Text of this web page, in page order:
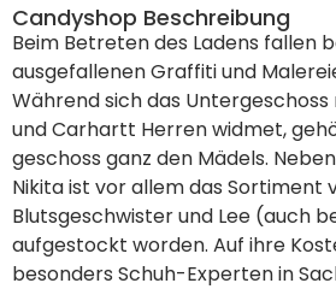
Candyshop Beschreibung
Beim Betreten des Ladens fallen
ausgefallenen Graffiti und
Während sich das
und Carhartt Herren widmet,
geschoss ganz den Mädels.
Nikita ist vor allem das Sortiment
Blutsgeschwister und Lee (auch
aufgestockt worden. Auf ihre
besonders Schuh-Experten in